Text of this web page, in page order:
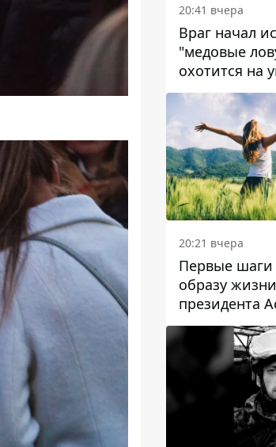
20:41 вчера
Враг начал
"медовые
охотится на
20:21 вчера
Первые шаги
образу
президента
диетологов